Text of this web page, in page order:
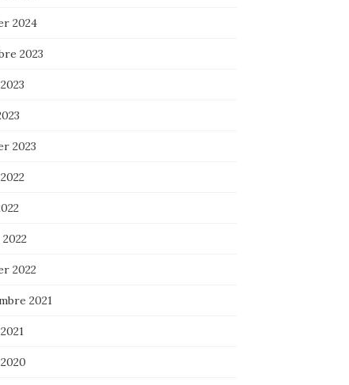
2024
2023
2023
2022
2021